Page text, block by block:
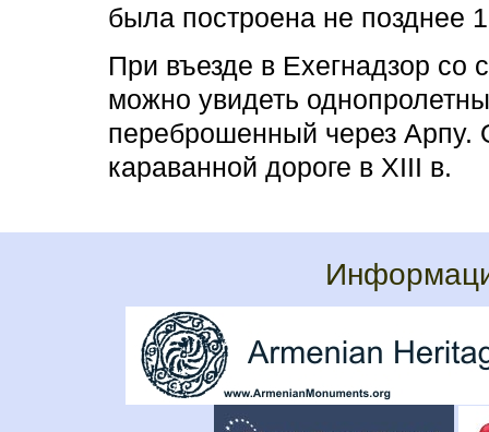
была построена не позднее
При въезде в Ехегнадзор со
можно увидеть
переброшенный через Арпу.
караванной дороге в XIII в.